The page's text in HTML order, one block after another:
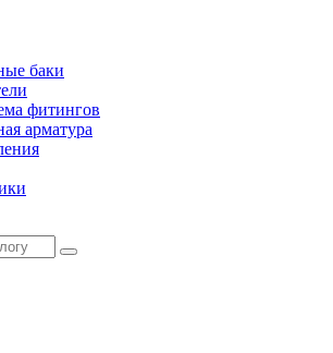
баки
фитингов
арматура